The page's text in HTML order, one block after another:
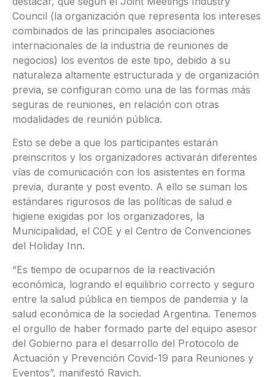
Council (la organización que representa los intereses
combinados de las principales asociaciones
internacionales de la industria de reuniones de
negocios) los eventos de este tipo, debido a su
naturaleza altamente estructurada y de organización
previa, se configuran como una de las formas más
seguras de reuniones, en relación con otras
modalidades de reunión pública.
Esto se debe a que los participantes estarán
preinscritos y los organizadores activarán diferentes
vías de comunicación con los asistentes en forma
previa, durante y post evento. A ello se suman los
estándares rigurosos de las políticas de salud e
higiene exigidas por los organizadores, la
Municipalidad, el COE y el Centro de Convenciones
del Holiday Inn.
“Es tiempo de ocuparnos de la reactivación
económica, logrando el equilibrio correcto y seguro
entre la salud pública en tiempos de pandemia y la
salud económica de la sociedad Argentina. Tenemos
el orgullo de haber formado parte del equipo asesor
del Gobierno para el desarrollo del Protocolo de
Actuación y Prevención Covid-19 para Reuniones y
Eventos”, manifestó Ravich.